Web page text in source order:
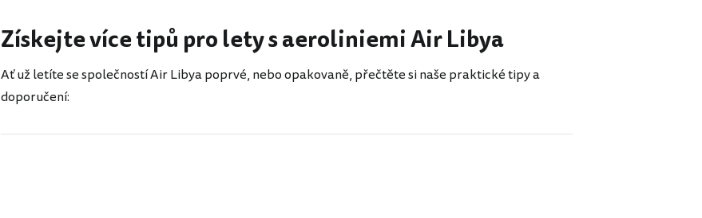
Získejte více tipů pro lety s aeroliniemi Air Libya
Ať už letíte se společností Air Libya poprvé, nebo opakovaně, přečtěte si naše praktické tipy a
doporučení: